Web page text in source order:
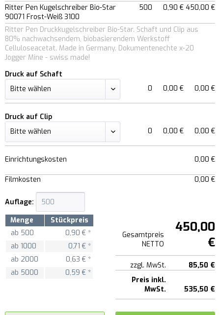
Ritter Pen Kugelschreiber Bio-Star
90071 Frost-Weiß 3100
500 0,90 € 450,00 €
Ritter Pen Druckkugelschreiber Bio-Star. Schaft und Clip aus
80% nachwachsendem, biobasierendem Werkstoff
Celluloseacetat. Made in Germany. Dokumentenechte x-20
Jogger Mine - swiss made!
Druck auf Schaft
0
0,00 € 0,00 €
Druck auf Clip
0
0,00 € 0,00 €
Einrichtungskosten 0,00 €
Filmkosten 0,00 €
Auflage:
Menge
Stückpreis
ab 500
0,90 € *
ab 1000
0,71 € *
ab 2000
0,63 € *
ab 5000 0,59 € *
Gesamtpreis
NETTO
450,00
€
zzgl. MwSt.
85,50 €
Preis inkl.
MwSt.
535,50 €